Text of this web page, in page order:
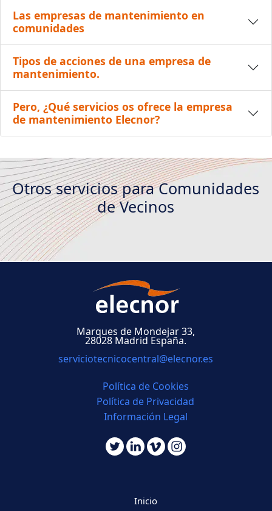
Las empresas de mantenimiento en
comunidades
Tipos de acciones de una empresa de
mantenimiento.
Pero, ¿Qué servicios os ofrece la empresa
de mantenimiento Elecnor?
Otros servicios para Comunidades
de Vecinos
Marques de Mondejar 33,
28028 Madrid España.
serviciotecnicocentral@elecnor.es
Política de Cookies
Política de Privacidad
Información Legal
Inicio